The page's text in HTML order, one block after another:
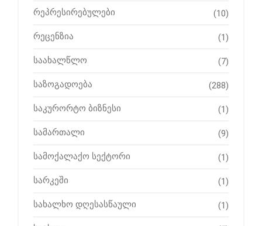
რეპრესირებულები (10)
რეცენზია (1)
საახალწლო (7)
საზოგადოება (288)
საკურორტო ბიზნესი (1)
სამართალი (9)
სამოქალაქო სექტორი (1)
სარკეში (1)
სახალხო დღესასწაული (1)